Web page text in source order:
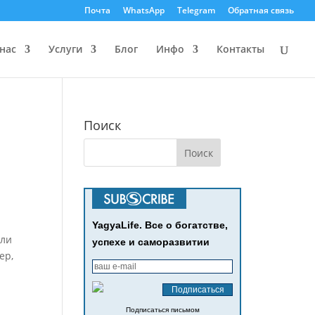
Почта WhatsApp Telegram Обратная связь
Услуги Блог Инфо Контакты
Поиск
YagyaLife. Все о богатстве,
успехе и саморазвитии
Подписаться письмом